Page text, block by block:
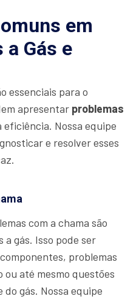
em
Gás e
essenciais para o
apresentar problemas
eficiência. Nossa equipe
e resolver esses
com a chama são
a gás. Isso pode ser
problemas
ou até mesmo questões
gás. Nossa equipe